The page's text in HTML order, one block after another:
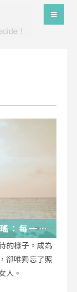
：每一段
的樣子。成為
卻唯獨忘了照
人。